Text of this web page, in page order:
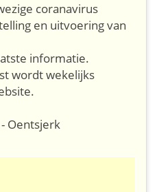
coranavirus
en uitvoering van
informatie.
wordt wekelijks
Oentsjerk